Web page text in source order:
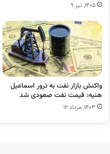
۱۴۰۵, تیر ۹
واکنش بازار نفت به ترور اسماعیل
هنیه: قیمت نفت صعودی شد
۱۴۰۳, مرداد ۱۲